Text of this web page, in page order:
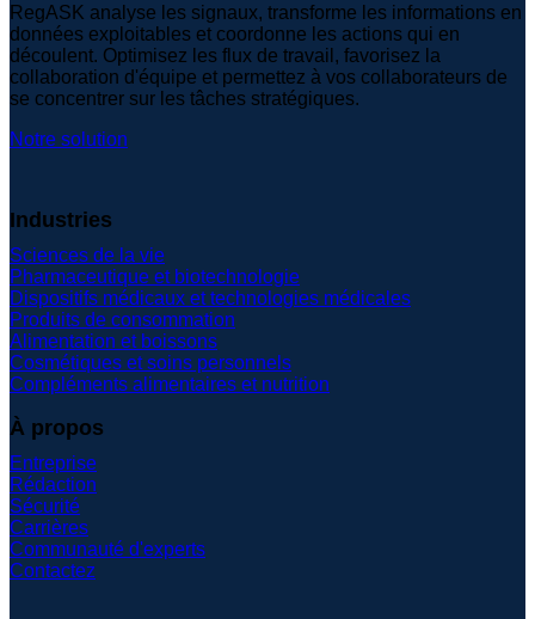
RegASK analyse les signaux, transforme les informations en
données exploitables et coordonne les actions qui en
découlent. Optimisez les flux de travail, favorisez la
collaboration d'équipe et permettez à vos collaborateurs de
se concentrer sur les tâches stratégiques.
Notre solution
Industries
Sciences de la vie
Pharmaceutique et biotechnologie
Dispositifs médicaux et technologies médicales
Produits de consommation
Alimentation et boissons
Cosmétiques et soins personnels
Compléments alimentaires et nutrition
À propos
Entreprise
Rédaction
Sécurité
Carrières
Communauté d'experts
Contactez